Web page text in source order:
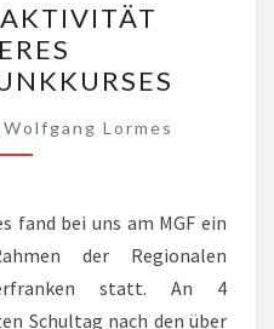
UNSERES
AMATEURFUNKKURSES
Wolfgang Lormes
fand bei uns am MGF ein
der Regionalen
statt. An 4
Schultag nach den über